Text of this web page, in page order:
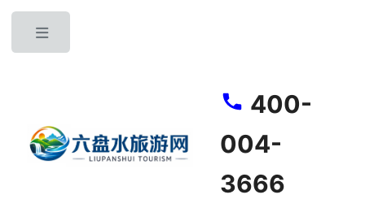
400-
004-
3666